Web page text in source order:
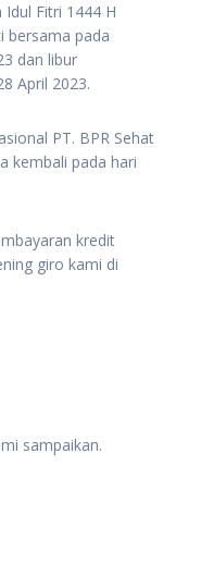
Idul Fitri 1444 H
bersama pada
dan libur
April 2023.
PT. BPR Sehat
kembali pada hari
kredit
giro kami di
sampaikan.